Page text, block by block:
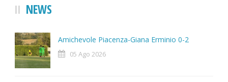
NEWS
Amichevole Piacenza-Giana Erminio 0-2
05 Ago 2026